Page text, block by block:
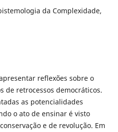
da Complexidade,
reflexões sobre o
de retrocessos democráticos.
as potencialidades
o ato de ensinar é visto
e de revolução. Em